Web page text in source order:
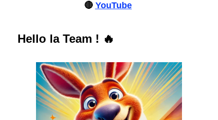
🔴 YouTube
Hello la Team ! 🔥